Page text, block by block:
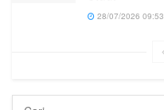
28/07/2026 09:53